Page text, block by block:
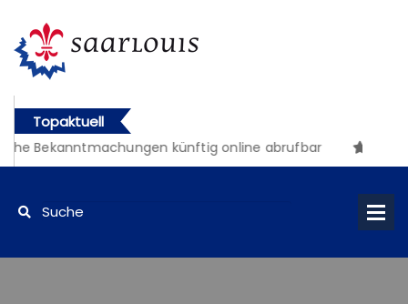
Topaktuell
Bekanntmachungen künftig online abrufbar